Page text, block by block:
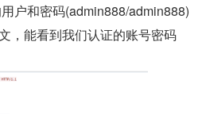
户和密码(admin888/admin888)
，能看到我们认证的账号密码